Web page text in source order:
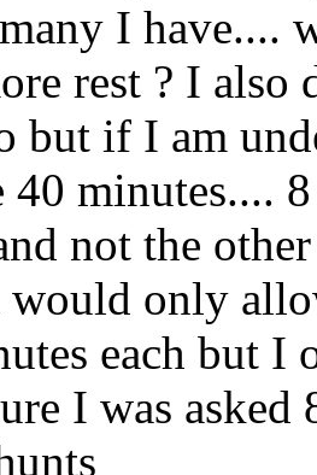
I have....
rest ? I
but if I am
40 minutes....
not the
only
each but I
I was